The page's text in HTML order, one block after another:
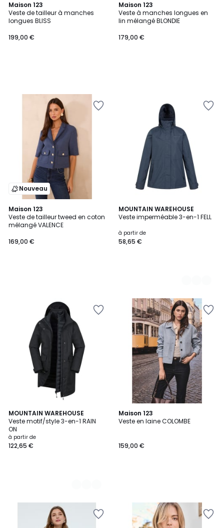
Maison 123
Veste de tailleur à manches
longues BLISS
199,00 €
Maison 123
Veste à manches longues en
lin mélangé BLONDIE
179,00 €
Nouveau
Maison 123
Veste de tailleur tweed en coton
mélangé VALENCE
169,00 €
MOUNTAIN WAREHOUSE
Veste imperméable 3-en-1 FELL
à partir de
58,65 €
3
Couleurs
MOUNTAIN WAREHOUSE
Veste motif/style 3-en-1 RAIN
ON
à partir de
122,65 €
2
Couleurs
Maison 123
Veste en laine COLOMBE
159,00 €